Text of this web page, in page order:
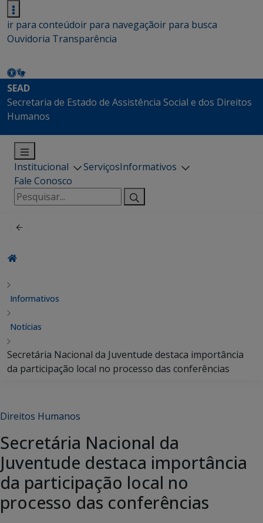
ir para conteúdoir para navegaçãoir para busca
Ouvidoria Transparência
SEAD
Secretaria de Estado de Assistência Social e dos Direitos
Humanos
Institucional ServiçosInformativos
Fale Conosco
Pesquisar
por:
Informativos
Notícias
Secretária Nacional da Juventude destaca importância
da participação local no processo das conferências
Direitos Humanos
Secretária Nacional da
Juventude destaca importância
da participação local no
processo das conferências